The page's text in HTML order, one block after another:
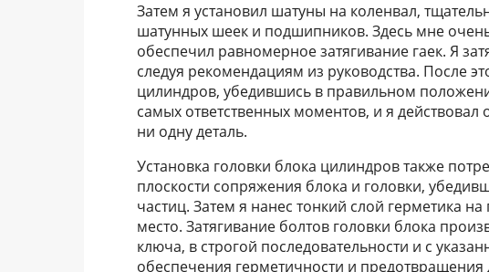
Затем я установил шатуны на коленвал,
шатунных шеек и подшипников. Здесь мне
обеспечил равномерное затягивание гаек. Я
следуя рекомендациям из руководства. После
цилиндров, убедившись в правильном
самых ответственных моментов, и я
ни одну деталь.
Установка головки блока цилиндров также
плоскости сопряжения блока и головки,
частиц. Затем я нанес тонкий слой герметика
место. Затягивание болтов головки блока
ключа, в строгой последовательности и с
обеспечения герметичности и